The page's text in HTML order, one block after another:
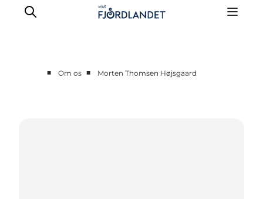
■ Om os ■ Morten Thomsen Højsgaard